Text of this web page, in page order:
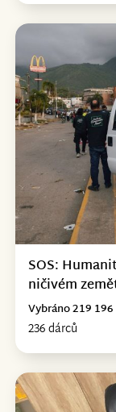
SOS:
ničivém
236 dárců
Vybráno 219